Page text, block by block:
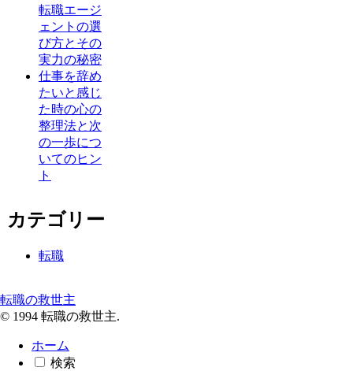
転職エージ
ェントの選
び方とその
実力の秘密
仕事を辞め
たいと感じ
た時の心の
整理法と次
の一歩につ
いてのヒン
ト
カテゴリー
転職
転職の救世主
© 1994 転職の救世主.
ホーム
検索